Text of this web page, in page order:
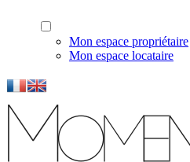
Mon espace propriétaire
Mon espace locataire